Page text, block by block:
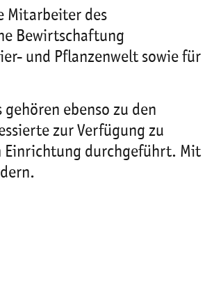
Mitarbeiter des
Bewirtschaftung
und Pflanzenwelt sowie für
ebenso zu den
zur Verfügung zu
Einrichtung durchgeführt. Mit